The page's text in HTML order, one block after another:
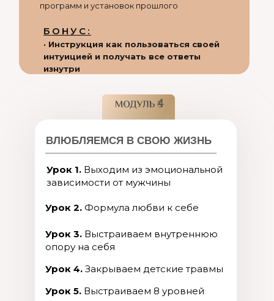
программ и установок прошлого
ВЛЮБЛЯЕМСЯ В СВОЮ ЖИЗНЬ
Урок 1. Выходим из эмоциональной
зависимости от мужчины
Урок 2. Формула любви к себе
Урок 3. Выстраиваем внутреннюю
опору на себя
Урок 4. Закрываем детские травмы
Урок 5. Выстраиваем 8 уровней
4
· Инструкция как пользоваться своей
интуицией и получать все ответы
изнутри
БОНУС: